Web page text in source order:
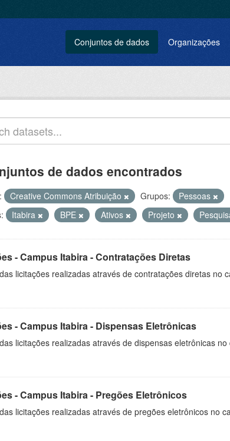
Conjuntos de dados Organizações
de dados encontrados
Creative Commons Atribuição Grupos:
Pessoas
Itabira BPE Ativos Projeto
- Campus Itabira - Contratações Diretas
licitações realizadas através de contratações diretas no
- Campus Itabira - Dispensas Eletrônicas
licitações realizadas através de dispensas eletrônicas
- Campus Itabira - Pregões Eletrônicos
licitações realizadas através de pregões eletrônicos no